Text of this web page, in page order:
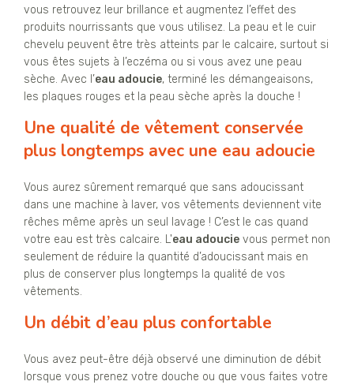
vous retrouvez leur brillance et augmentez l’effet des
produits nourrissants que vous utilisez. La peau et le cuir
chevelu peuvent être très atteints par le calcaire, surtout si
vous êtes sujets à l’eczéma ou si vous avez une peau
sèche. Avec l’eau adoucie, terminé les démangeaisons,
les plaques rouges et la peau sèche après la douche !
Une qualité de vêtement conservée
plus longtemps avec une eau adoucie
Vous aurez sûrement remarqué que sans adoucissant
dans une machine à laver, vos vêtements deviennent vite
rêches même après un seul lavage ! C’est le cas quand
votre eau est très calcaire. L'eau adoucie vous permet non
seulement de réduire la quantité d’adoucissant mais en
plus de conserver plus longtemps la qualité de vos
vêtements.
Un débit d’eau plus confortable
Vous avez peut-être déjà observé une diminution de débit
lorsque vous prenez votre douche ou que vous faites votre